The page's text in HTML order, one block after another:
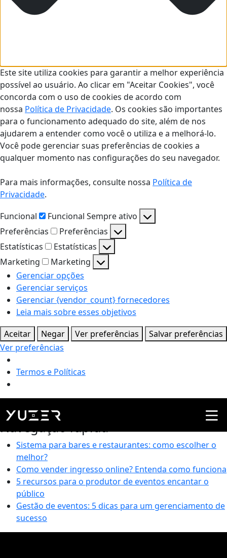
Este site utiliza cookies para garantir a melhor experiência
possível ao usuário. Ao clicar em "Aceitar Cookies", você
concorda com o uso de cookies de acordo com
nossa Política de Privacidade. Os cookies são importantes
para o funcionamento adequado do site, além de nos
ajudarem a entender como você o utiliza e a melhorá-lo.
Você pode gerenciar suas preferências de cookies a
qualquer momento nas configurações do seu navegador.
Para mais informações, consulte nossa Política de
Privacidade.
Funcional
Funcional Sempre ativo
Preferências
Preferências
Estatísticas
Estatísticas
Marketing
Marketing
Gerenciar opções
Gerenciar serviços
Gerenciar {vendor_count} fornecedores
Leia mais sobre esses objetivos
Aceitar
Negar Ver preferências
Salvar preferências
Ver preferências
Termos e Políticas
Tag:Rebelde
Sistema para bares e restaurantes: como escolher o
melhor?
Como vender ingresso online? Entenda como funciona
5 recursos para o produtor de eventos encantar o
público
Gestão de eventos: 5 dicas para um gerenciamento de
sucesso